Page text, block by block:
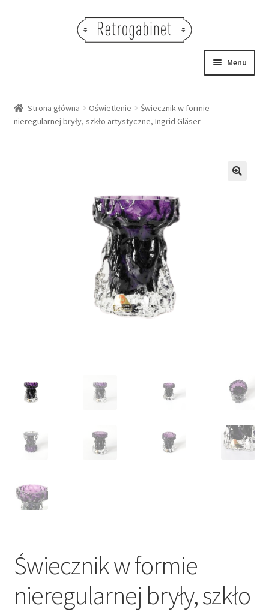
Menu
OBRAZY
Strona główna Oświetlenie
Świecznik w formie
nieregularnej bryły, szkło artystyczne, Ingrid Gläser
Świecznik w formie
nieregularnej bryły, szkło